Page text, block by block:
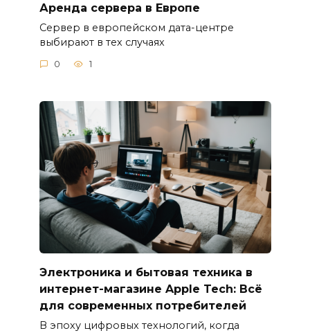
Аренда сервера в Европе
Сервер в европейском дата-центре
выбирают в тех случаях
0 1
Электроника и бытовая техника в
интернет-магазине Apple Tech: Всё
для современных потребителей
В эпоху цифровых технологий, когда